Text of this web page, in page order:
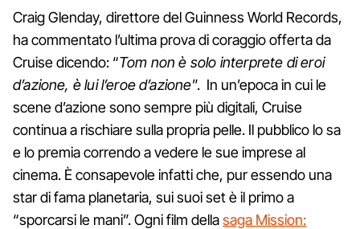
Craig Glenday, direttore del Guinness World Records,
ha commentato l’ultima prova di coraggio offerta da
Cruise dicendo: “Tom non è solo interprete di eroi
d’azione, è lui l’eroe d’azione”. In un’epoca in cui le
scene d’azione sono sempre più digitali, Cruise
continua a rischiare sulla propria pelle. Il pubblico lo sa
e lo premia correndo a vedere le sue imprese al
cinema. È consapevole infatti che, pur essendo una
star di fama planetaria, sui suoi set è il primo a
“sporcarsi le mani”. Ogni film dellasaga Mission: